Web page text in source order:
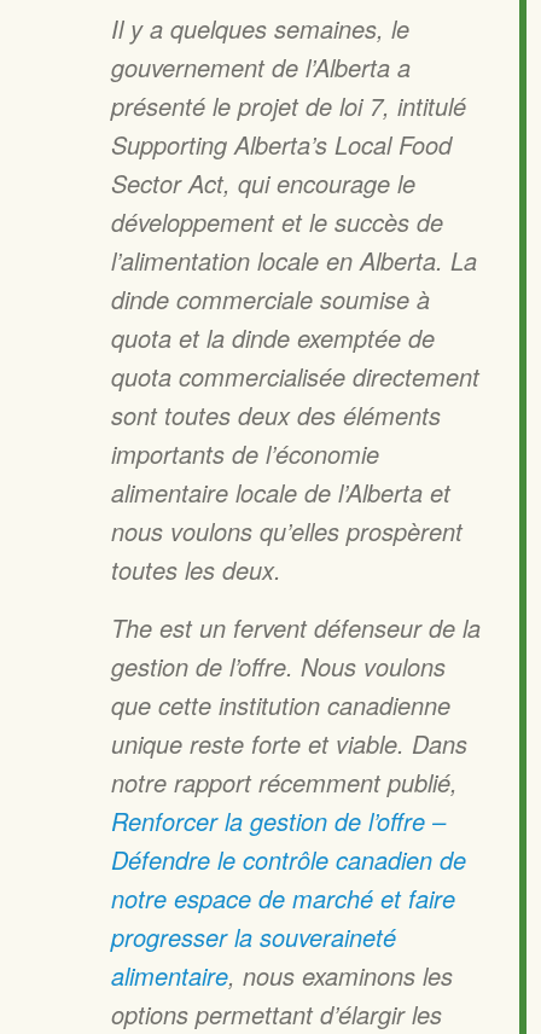
Il y a quelques semaines, le
gouvernement de l’Alberta a
présenté le projet de loi 7, intitulé
Supporting Alberta’s Local Food
Sector Act, qui encourage le
développement et le succès de
l’alimentation locale en Alberta. La
dinde commerciale soumise à
quota et la dinde exemptée de
quota commercialisée directement
sont toutes deux des éléments
importants de l’économie
alimentaire locale de l’Alberta et
nous voulons qu’elles prospèrent
toutes les deux.
The est un fervent défenseur de la
gestion de l’offre. Nous voulons
que cette institution canadienne
unique reste forte et viable. Dans
notre rapport récemment publié,
Renforcer la gestion de l’offre –
Défendre le contrôle canadien de
notre espace de marché et faire
progresser la souveraineté
alimentaire, nous examinons les
options permettant d’élargir les